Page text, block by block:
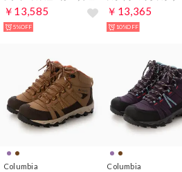
￥13,585
5%OFF
￥13,365
10%OFF
Columbia Columbia